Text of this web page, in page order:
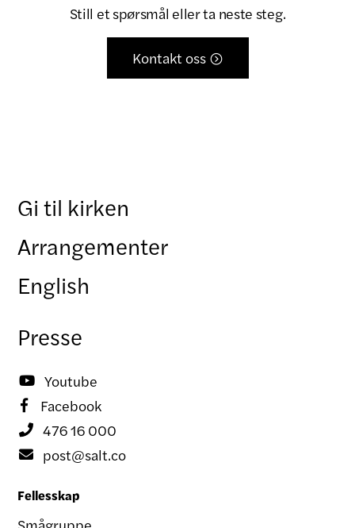
Still et spørsmål eller ta neste steg.
Kontakt oss 
Gi til kirken
Arrangementer
English
Presse
 Youtube
 Facebook
 476 16 000
 post@salt.co
Fellesskap